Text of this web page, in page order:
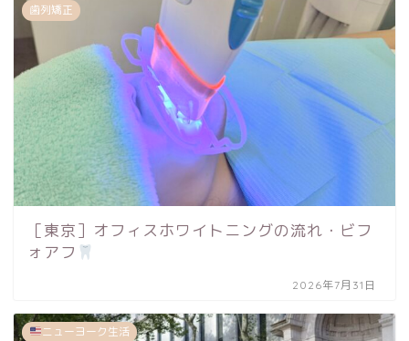
歯列矯正
［東京］オフィスホワイトニングの流れ・ビフ
ォアフ
2026年7月31日
ニューヨーク生活